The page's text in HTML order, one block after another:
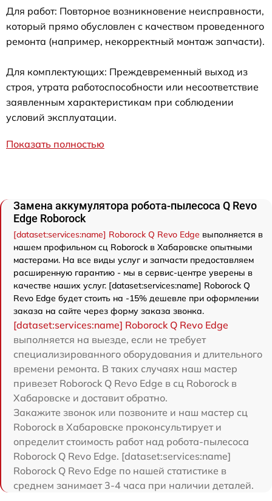
Для работ: Повторное возникновение неисправности,
который прямо обусловлен с качеством проведенного
ремонта (например, некорректный монтаж запчасти).
Для комплектующих: Преждевременный выход из
строя, утрата работоспособности или несоответствие
заявленным характеристикам при соблюдении
условий эксплуатации.
Показать полностью
Замена аккумулятора робота-пылесоса Q Revo
Edge Roborock
[dataset:services:name] Roborock Q Revo Edge выполняется в
нашем профильном сц Roborock в Хабаровске опытными
мастерами. На все виды услуг и запчасти предоставляем
расширенную гарантию - мы в сервис-центре уверены в
качестве наших услуг. [dataset:services:name] Roborock Q
Revo Edge будет стоить на -15% дешевле при оформлении
заказа на сайте через форму заказа звонка.
[dataset:services:name] Roborock Q Revo Edge
выполняется на выезде, если не требует
специализированного оборудования и длительного
времени ремонта. В таких случаях наш мастер
привезет Roborock Q Revo Edge в сц Roborock в
Хабаровске и доставит обратно.
Закажите звонок или позвоните и наш мастер сц
Roborock в Хабаровске проконсультирует и
определит стоимость работ над робота-пылесоса
Roborock Q Revo Edge. [dataset:services:name]
Roborock Q Revo Edge по нашей статистике в
среднем занимает 3-4 часа при наличии деталей.